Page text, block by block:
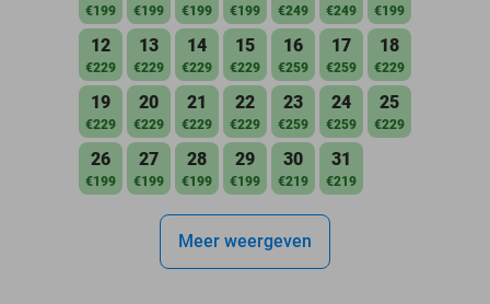
€199 €199 €199 €199 €249 €249 €199
12
€229
13
€229
14
€229
15
€229
16
€259
17
€259
18
€229
19
€229
20
€229
21
€229
22
€229
23
€259
24
€259
25
€229
26
€199
27
€199
28
€199
29
€199
30
€219
31
€219
Meer weergeven